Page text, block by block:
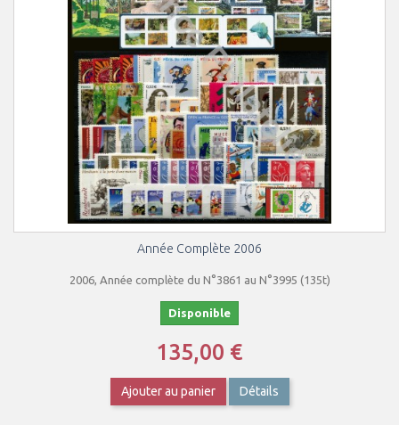
Année Complète 2006
2006, Année complète du N°3861 au N°3995 (135t)
Disponible
135,00 €
Ajouter au panier Détails